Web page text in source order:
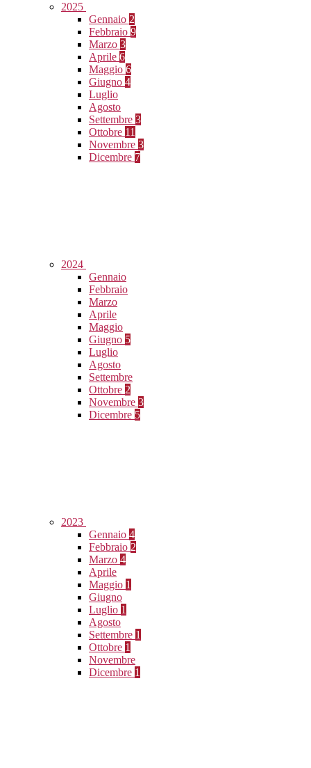
2025
Gennaio 2
Febbraio 9
Marzo 3
Aprile 6
Maggio 6
Giugno 4
Luglio
Agosto
Settembre 3
Ottobre 11
Novembre 3
Dicembre 7
2024
Gennaio
Febbraio
Marzo
Aprile
Maggio
Giugno 5
Luglio
Agosto
Settembre
Ottobre 2
Novembre 3
Dicembre 5
2023
Gennaio 4
Febbraio 2
Marzo 4
Aprile
Maggio 1
Giugno
Luglio 1
Agosto
Settembre 1
Ottobre 1
Novembre
Dicembre 1